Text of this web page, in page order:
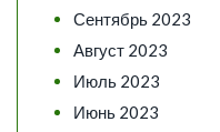
Сентябрь 2023
Август 2023
Июль 2023
Июнь 2023